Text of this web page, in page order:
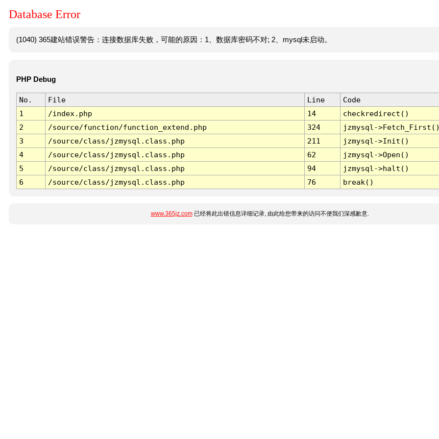
Database Error
(1040) 365建站错误警告：连接数据库失败，可能的原因：1、数据库密码不对; 2、mysql未启动。
PHP Debug
No. File Line
Code
1
/index.php 14
checkredirect()
2
/source/function/function_extend.php 324
jzmysql-
3
/source/class/jzmysql.class.php 211
jzmysql->Init()
4
/source/class/jzmysql.class.php 62
jzmysql->Open()
5
/source/class/jzmysql.class.php 94
jzmysql->halt()
6
/source/class/jzmysql.class.php 76 break()
www.365jz.com已经将此出错信息详细记录, 由此给您带来的访问不便我们深感歉意.